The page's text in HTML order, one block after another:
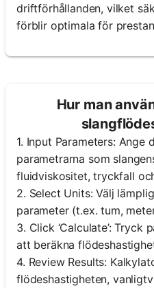
driftförhållanden, vilket
förblir optimala för
Hur man
1. Input Parameters: Ange
parametrarna som
fluidviskositet, tryckfall
2. Select Units: Välj
parameter (t.ex. tum,
3. Click ‘Calculate’: Tryck
att beräkna
4. Review Results:
flödeshastigheten,